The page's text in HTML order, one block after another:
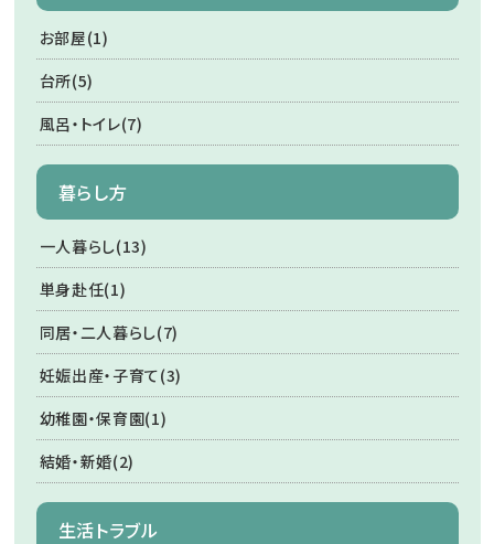
お部屋(1)
台所(5)
風呂・トイレ(7)
暮らし方
一人暮らし(13)
単身赴任(1)
同居・二人暮らし(7)
妊娠出産・子育て(3)
幼稚園・保育園(1)
結婚・新婚(2)
生活トラブル